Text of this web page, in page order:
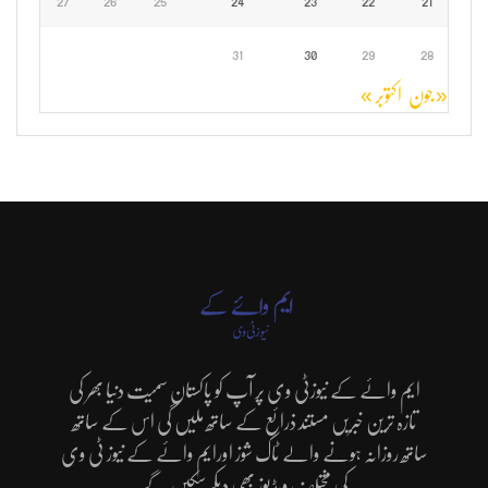
28
29
30
31
« جون اکتوبر »
ایم وائے کے نیوزٹی وی پر آپ کو پاکستان سمیت دنیا بھر کی
تازہ ترین خبریں مستند ذرائع کے ساتھ ملیں گی اس کے ساتھ
ساتھ روزانہ ہونے والے ٹاک شوز اورایم وائے کے نیوز ٹی وی